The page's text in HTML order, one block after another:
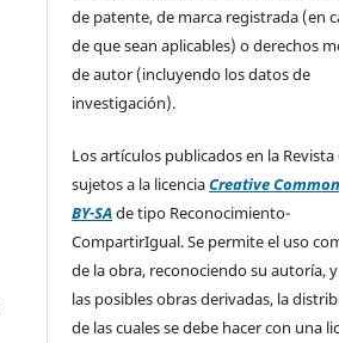
de patente, de marca registrada (en
de que sean aplicables) o derechos
de autor (incluyendo los datos de
investigación).
Los artículos publicados en la Revista
sujetos a la licenciaCreative
BY-SAde tipo Reconocimiento-
CompartirIgual. Se permite el uso
de la obra, reconociendo su autoría,
las posibles obras derivadas, la
de las cuales se debe hacer con una